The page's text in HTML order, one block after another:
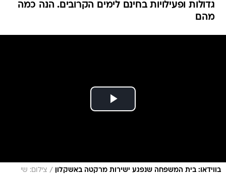
גדולות ופעילויות בחינם לימים הקרובים. הנה כמה
מהם
בווידאו: בית המשפחה שנפגע ישירות מרקטה באשקלון / צילום: שי